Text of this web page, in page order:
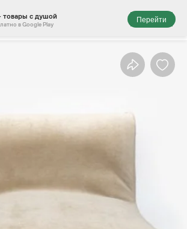
товары с душой
в Google Play
Перейти